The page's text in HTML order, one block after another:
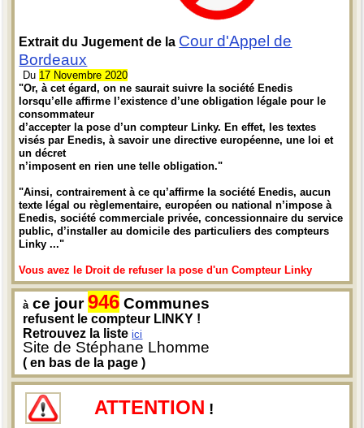
Extrait du Jugement de la Cour d'Appel de
Bordeaux
Du 17 Novembre 2020
"Or, à cet égard, on ne saurait suivre la société Enedis
lorsqu’elle affirme l’existence d’une obligation légale pour le
consommateur
d’accepter la pose d’un compteur Linky. En effet, les textes
visés par Enedis, à savoir une directive européenne, une loi et
un décret
n’imposent en rien une telle obligation."
"Ainsi, contrairement à ce qu’affirme la société Enedis, aucun
texte légal ou règlementaire, européen ou national n’impose à
Enedis, société commerciale privée, concessionnaire du service
public, d’installer au domicile des particuliers des compteurs
Linky ..."
Vous avez le Droit de refuser la pose d'un Compteur Linky
à ce jour946 Communes
refusent le compteur LINKY !
Retrouvez la listeici
Site de Stéphane Lhomme
( en bas de la page )
ATTENTION !